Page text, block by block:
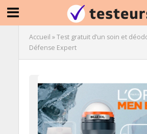
Accueil »Test gratuit d’un soin et
Défense Expert